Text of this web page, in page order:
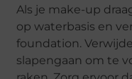
Als je make-up
op waterbasis en
foundation.
slapengaan om te